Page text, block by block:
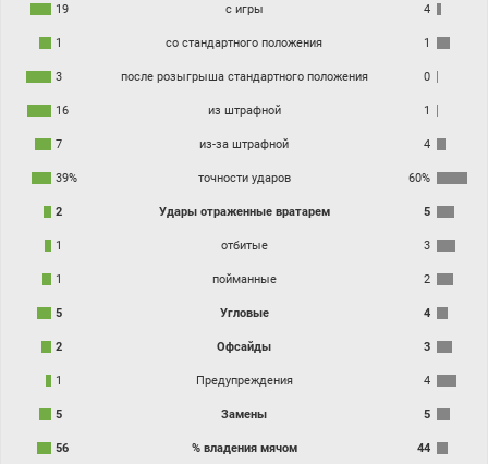
19 с игры 4
1 со стандартного положения 1
3 после розыгрыша стандартного положения 0
16 из штрафной 1
7 из-за штрафной 4
39% точности ударов 60%
2 Удары отраженные вратарем 5
1 отбитые 3
1 пойманные 2
5 Угловые 4
2 Офсайды 3
1 Предупреждения 4
5 Замены 5
56 % владения мячом 44